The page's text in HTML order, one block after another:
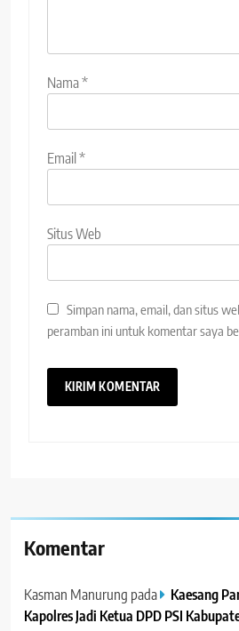
Nama*
Email*
Situs Web
Simpan nama, email, dan situs
peramban ini untuk komentar saya
Komentar
Kasman Manurung pada
Kaesang
Kapolres Jadi Ketua DPD PSI